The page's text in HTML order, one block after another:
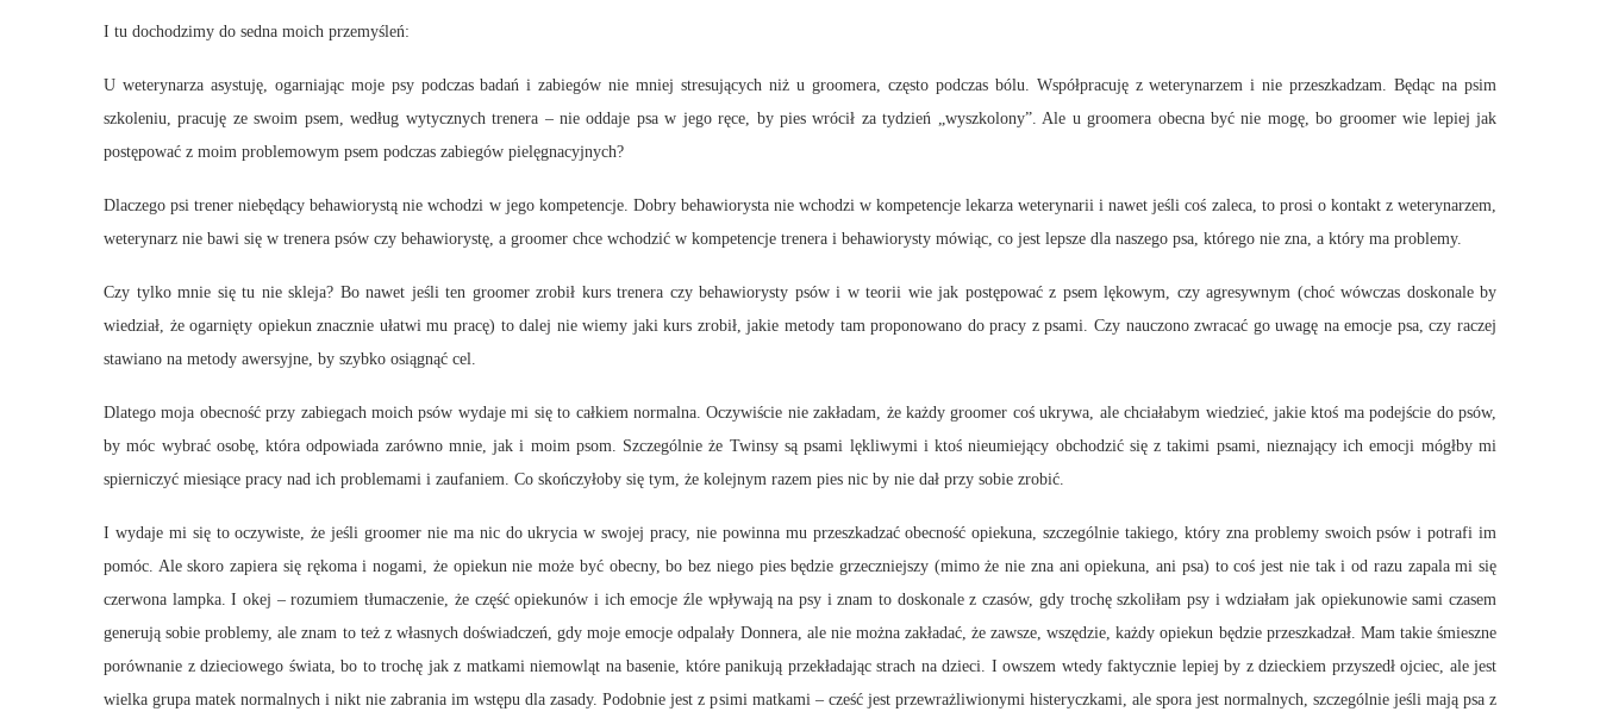
I tu dochodzimy do sedna moich przemyśleń:
U weterynarza asystuję, ogarniając moje psy podczas badań i zabiegów nie mniej stresujących niż u groomera, często podczas bólu. Współpracuję z weterynarzem i nie przeszkadzam. Będąc na psim
szkoleniu, pracuję ze swoim psem, według wytycznych trenera – nie oddaje psa w jego ręce, by pies wrócił za tydzień „wyszkolony”. Ale u groomera obecna być nie mogę, bo groomer wie lepiej jak
postępować z moim problemowym psem podczas zabiegów pielęgnacyjnych?
Dlaczego psi trener niebędący behawiorystą nie wchodzi w jego kompetencje. Dobry behawiorysta nie wchodzi w kompetencje lekarza weterynarii i nawet jeśli coś zaleca, to prosi o kontakt z weterynarzem,
weterynarz nie bawi się w trenera psów czy behawiorystę, a groomer chce wchodzić w kompetencje trenera i behawiorysty mówiąc, co jest lepsze dla naszego psa, którego nie zna, a który ma problemy.
Czy tylko mnie się tu nie skleja? Bo nawet jeśli ten groomer zrobił kurs trenera czy behawiorysty psów i w teorii wie jak postępować z psem lękowym, czy agresywnym (choć wówczas doskonale by
wiedział, że ogarnięty opiekun znacznie ułatwi mu pracę) to dalej nie wiemy jaki kurs zrobił, jakie metody tam proponowano do pracy z psami. Czy nauczono zwracać go uwagę na emocje psa, czy raczej
stawiano na metody awersyjne, by szybko osiągnąć cel.
Dlatego moja obecność przy zabiegach moich psów wydaje mi się to całkiem normalna. Oczywiście nie zakładam, że każdy groomer coś ukrywa, ale chciałabym wiedzieć, jakie ktoś ma podejście do psów,
by móc wybrać osobę, która odpowiada zarówno mnie, jak i moim psom. Szczególnie że Twinsy są psami lękliwymi i ktoś nieumiejący obchodzić się z takimi psami, nieznający ich emocji mógłby mi
spierniczyć miesiące pracy nad ich problemami i zaufaniem. Co skończyłoby się tym, że kolejnym razem pies nic by nie dał przy sobie zrobić.
I wydaje mi się to oczywiste, że jeśli groomer nie ma nic do ukrycia w swojej pracy, nie powinna mu przeszkadzać obecność opiekuna, szczególnie takiego, który zna problemy swoich psów i potrafi im
pomóc. Ale skoro zapiera się rękoma i nogami, że opiekun nie może być obecny, bo bez niego pies będzie grzeczniejszy (mimo że nie zna ani opiekuna, ani psa) to coś jest nie tak i od razu zapala mi się
czerwona lampka. I okej – rozumiem tłumaczenie, że część opiekunów i ich emocje źle wpływają na psy i znam to doskonale z czasów, gdy trochę szkoliłam psy i wdziałam jak opiekunowie sami czasem
generują sobie problemy, ale znam to też z własnych doświadczeń, gdy moje emocje odpalały Donnera, ale nie można zakładać, że zawsze, wszędzie, każdy opiekun będzie przeszkadzał. Mam takie śmieszne
porównanie z dzieciowego świata, bo to trochę jak z matkami niemowląt na basenie, które panikują przekładając strach na dzieci. I owszem wtedy faktycznie lepiej by z dzieckiem przyszedł ojciec, ale jest
wielka grupa matek normalnych i nikt nie zabrania im wstępu dla zasady. Podobnie jest z psimi matkami – cześć jest przewrażliwionymi histeryczkami, ale spora jest normalnych, szczególnie jeśli mają psa z